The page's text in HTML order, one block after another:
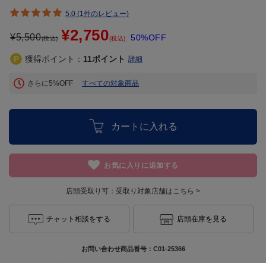
5.0 (1件のレビュー)
¥5,500(税込) ¥2,750(税込) 50%OFF
獲得ポイント： 11ポイント 詳細
さらに5%OFF すべての対象商品
カートに入れる
お気に入りに追加する
店頭受取り可： 受取り対象店舗はこちら >
チャット相談をする 店頭在庫を見る
お問い合わせ商品番号： C01-25366